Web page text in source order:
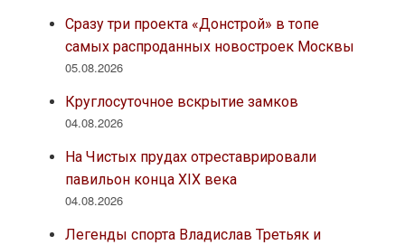
Сразу три проекта «Донстрой» в топе
самых распроданных новостроек Москвы
05.08.2026
Круглосуточное вскрытие замков
04.08.2026
На Чистых прудах отреставрировали
павильон конца XIX века
04.08.2026
Легенды спорта Владислав Третьяк и